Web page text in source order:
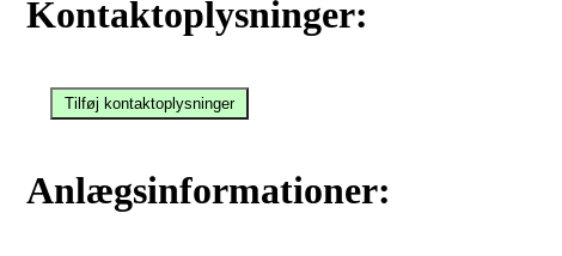
Kontaktoplysninger:
Anlægsinformationer: